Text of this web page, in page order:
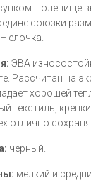
Голенище
союзки
елочка.
ЭВА
Рассчитан на
хорошей
текстиль,
отлично
черный.
мелкий и